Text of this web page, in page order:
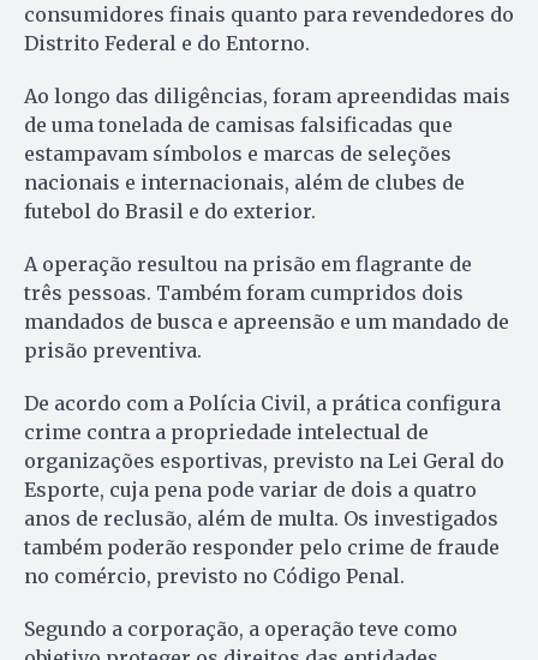
consumidores finais quanto para revendedores do
Distrito Federal e do Entorno.
Ao longo das diligências, foram apreendidas mais
de uma tonelada de camisas falsificadas que
estampavam símbolos e marcas de seleções
nacionais e internacionais, além de clubes de
futebol do Brasil e do exterior.
A operação resultou na prisão em flagrante de
três pessoas. Também foram cumpridos dois
mandados de busca e apreensão e um mandado de
prisão preventiva.
De acordo com a Polícia Civil, a prática configura
crime contra a propriedade intelectual de
organizações esportivas, previsto na Lei Geral do
Esporte, cuja pena pode variar de dois a quatro
anos de reclusão, além de multa. Os investigados
também poderão responder pelo crime de fraude
no comércio, previsto no Código Penal.
Segundo a corporação, a operação teve como